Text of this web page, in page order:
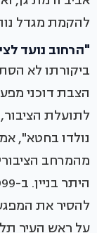
להקמת מגדל
"הרחוב נועד
ביקורתו לא
הצבת דוכני
לתועלת
מהמרחב
להסיר את
על ראש העיר תל